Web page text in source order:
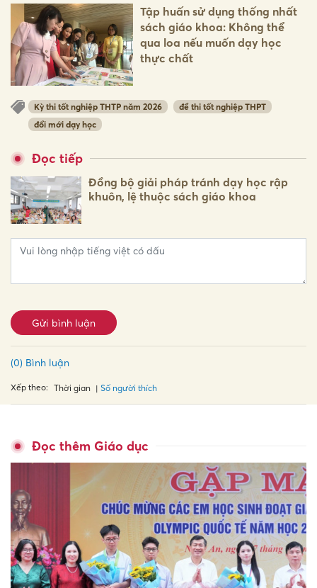
Tập huấn sử dụng thống nhất
sách giáo khoa: Không thể
qua loa nếu muốn dạy học
thực chất
Kỳ thi tốt nghiệp THTP năm 2026
đề thi tốt nghiệp THPT
đổi mới dạy học
Đọc tiếp
Đồng bộ giải pháp tránh dạy học rập
khuôn, lệ thuộc sách giáo khoa
Gửi bình luận
(0) Bình luận
Xếp theo: Thời gian Số người thích
Đọc thêm Giáo dục